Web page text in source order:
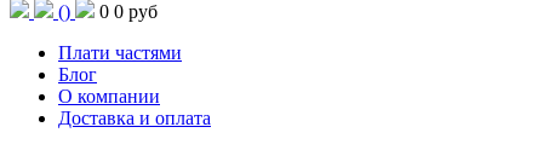
() 0 0 руб
Плати частями
Блог
О компании
Доставка и оплата